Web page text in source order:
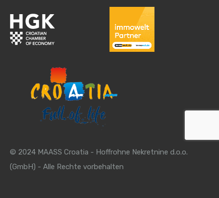
© 2024 MAASS Croatia - Hoffrohne Nekretnine d.o.o.
(GmbH) - Alle Rechte vorbehalten